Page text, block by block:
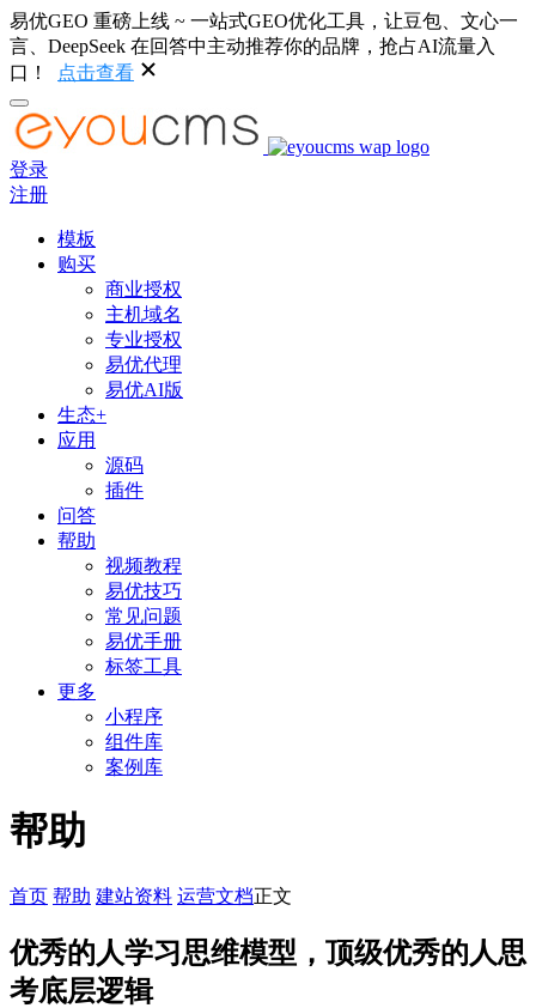
易优GEO 重磅上线 ~ 一站式GEO优化工具，让豆包、文心一
言、DeepSeek 在回答中主动推荐你的品牌，抢占AI流量入
口！
点击查看
登录
注册
模板
购买
商业授权
主机域名
专业授权
易优代理
易优AI版
生态+
应用
源码
插件
问答
帮助
视频教程
易优技巧
常见问题
易优手册
标签工具
更多
小程序
组件库
案例库
帮助
首页 帮助 建站资料 运营文档正文
优秀的人学习思维模型，顶级优秀的人思
考底层逻辑